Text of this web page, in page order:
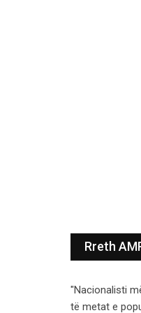
Rreth
"Nacionalisti
të metat e